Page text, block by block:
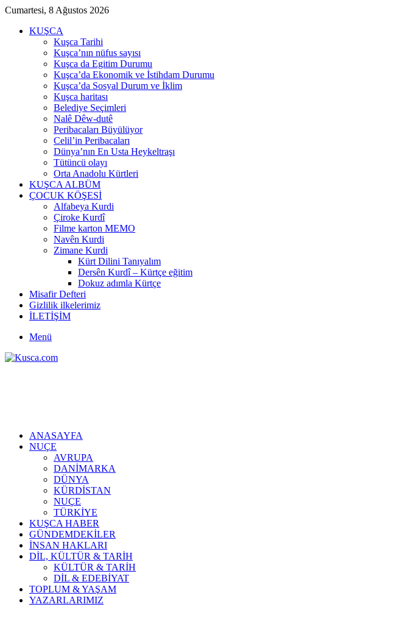
Cumartesi, 8 Ağustos 2026
KUŞCA
Kuşca Tarihi
Kuşca’nın nüfus sayısı
Kuşca da Egitim Durumu
Kuşca’da Ekonomik ve İstihdam Durumu
Kuşca’da Sosyal Durum ve İklim
Kuşca haritası
Belediye Seçimleri
Nalê Dêw-dutê
Peribacaları Büyülüyor
Celil’in Peribacaları
Dünya’nın En Usta Heykeltraşı
Tütüncü olayı
Orta Anadolu Kürtleri
KUŞCA ALBÜM
ÇOCUK KÖŞESİ
Alfabeya Kurdi
Çiroke Kurdî
Filme karton MEMO
Navên Kurdi
Zimane Kurdi
Kürt Dilini Tanıyalım
Dersên Kurdî – Kürtçe eğitim
Dokuz adımla Kürtçe
Misafir Defteri
Gizlilik ilkelerimiz
İLETİŞİM
Menü
ANASAYFA
NUÇE
AVRUPA
DANİMARKA
DÜNYA
KÜRDİSTAN
NUÇE
TÜRKİYE
KUŞCA HABER
GÜNDEMDEKİLER
İNSAN HAKLARI
DİL, KÜLTÜR & TARİH
KÜLTÜR & TARİH
DİL & EDEBİYAT
TOPLUM & YAŞAM
YAZARLARIMIZ